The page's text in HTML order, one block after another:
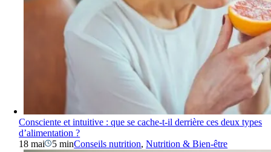
Consciente et intuitive : que se cache-t-il derrière ces deux types
d’alimentation ?
18 mai
5 minConseils nutrition,Nutrition & Bien-être